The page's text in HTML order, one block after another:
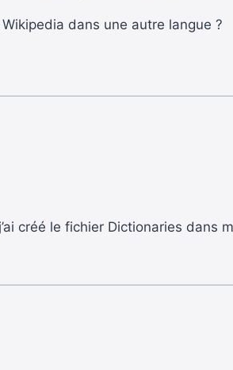
dans une autre langue ?
créé le fichier Dictionaries